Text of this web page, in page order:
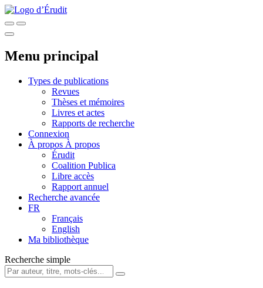
Menu principal
Types de publications
Revues
Thèses et mémoires
Livres et actes
Rapports de recherche
Connexion
À propos À propos
Érudit
Coalition Publica
Libre accès
Rapport annuel
Recherche avancée
FR
Français
English
Ma bibliothèque
Recherche simple